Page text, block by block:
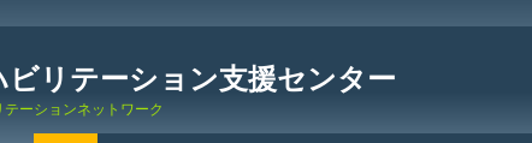
リテーション支援センター
ーションネットワーク